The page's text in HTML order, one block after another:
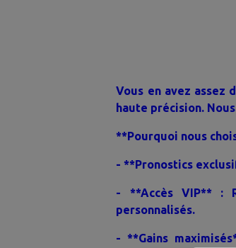
Vous en avez assez
haute précision.
**Pourquoi nous
- **Pronostics
- **Accès VIP** :
personnalisés.
- **Gains